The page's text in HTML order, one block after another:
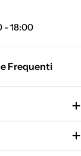
- 18:00
Frequenti